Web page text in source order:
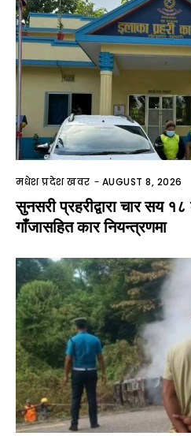
मधेश प्रदेश खवर - AUGUST 8, 2026
सुनसरी प्रहरीद्वारा चार सय
गाँजासहित कार नियन्त्रणमा